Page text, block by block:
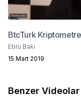
BtcTurk
Ebru Baki
15 Mart 2019
Benzer Videolar